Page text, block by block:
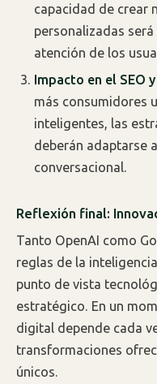
capacidad de crear
personalizadas
atención de los
Impacto en el SEO
más consumidores
inteligentes, las
deberán adaptarse
conversacional.
Reflexión final:
Tanto OpenAI como
reglas de la
punto de vista
estratégico. En un
digital depende cada
transformaciones
únicos.